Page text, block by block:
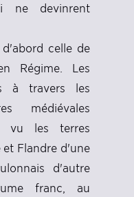
ne devinrent
celle de
Régime. Les
à travers les
médiévales
vu les terres
et Flandre d'une
d'autre
franc, au